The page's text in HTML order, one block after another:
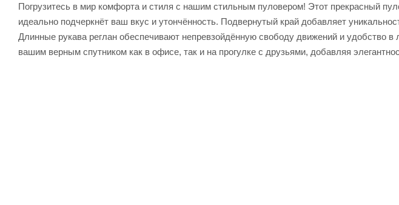
Погрузитесь в мир комфорта и стиля с нашим стильным пуловером! Этот прекрасный
идеально подчеркнёт ваш вкус и утончённость. Подвернутый край добавляет
Длинные рукава реглан обеспечивают непревзойдённую свободу движений и удобство
вашим верным спутником как в офисе, так и на прогулке с друзьями, добавляя